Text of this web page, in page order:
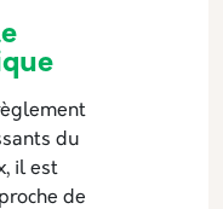
du
il est
de